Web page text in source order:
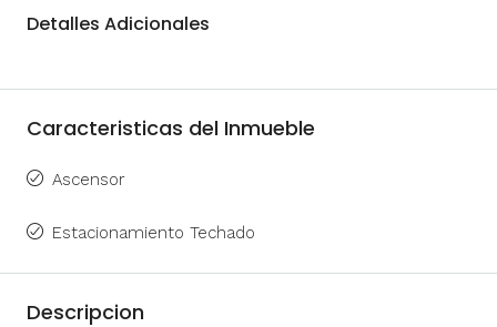
Detalles Adicionales
Caracteristicas del Inmueble
Ascensor
Estacionamiento Techado
Descripcion